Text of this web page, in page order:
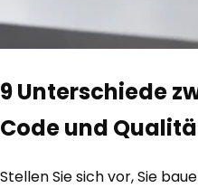
9 Unterschiede
Code und
Stellen Sie sich vor, Sie